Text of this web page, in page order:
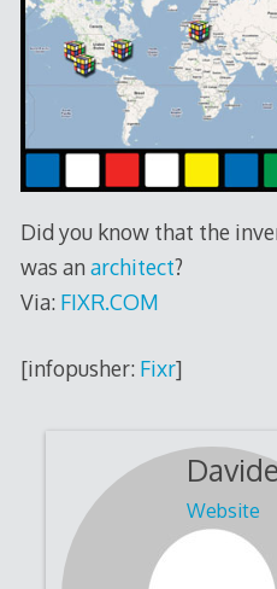
Did you know that the
was anarchitect?
Via: FIXR.COM
[infopusher: Fixr]
Website